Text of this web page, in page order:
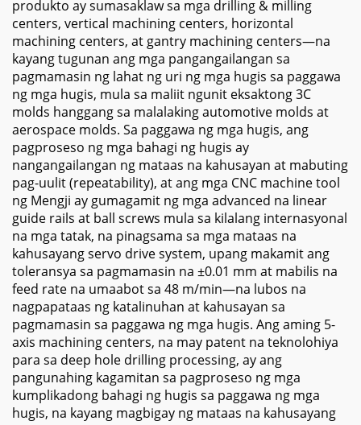
produkto ay sumasaklaw sa mga drilling & milling
centers, vertical machining centers, horizontal
machining centers, at gantry machining centers—na
kayang tugunan ang mga pangangailangan sa
pagmamasin ng lahat ng uri ng mga hugis sa paggawa
ng mga hugis, mula sa maliit ngunit eksaktong 3C
molds hanggang sa malalaking automotive molds at
aerospace molds. Sa paggawa ng mga hugis, ang
pagproseso ng mga bahagi ng hugis ay
nangangailangan ng mataas na kahusayan at mabuting
pag-uulit (repeatability), at ang mga CNC machine tool
ng Mengji ay gumagamit ng mga advanced na linear
guide rails at ball screws mula sa kilalang internasyonal
na mga tatak, na pinagsama sa mga mataas na
kahusayang servo drive system, upang makamit ang
toleransya sa pagmamasin na ±0.01 mm at mabilis na
feed rate na umaabot sa 48 m/min—na lubos na
nagpapataas ng katalinuhan at kahusayan sa
pagmamasin sa paggawa ng mga hugis. Ang aming 5-
axis machining centers, na may patent na teknolohiya
para sa deep hole drilling processing, ay ang
pangunahing kagamitan sa pagproseso ng mga
kumplikadong bahagi ng hugis sa paggawa ng mga
hugis, na kayang magbigay ng mataas na kahusayang